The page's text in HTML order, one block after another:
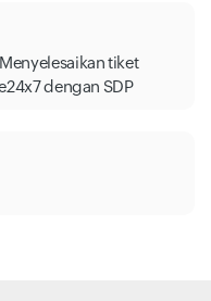
tiket
dengan SDP